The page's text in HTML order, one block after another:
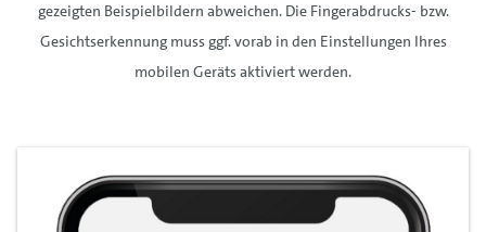
gezeigten Beispielbildern abweichen. Die Fingerabdrucks- bzw.
Gesichtserkennung muss ggf. vorab in den Einstellungen Ihres
mobilen Geräts aktiviert werden.